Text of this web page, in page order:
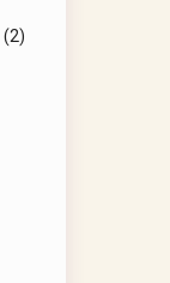
(2)